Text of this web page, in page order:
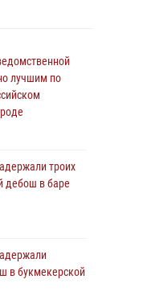
лучшим по
троих
дебош в баре
в букмекерской